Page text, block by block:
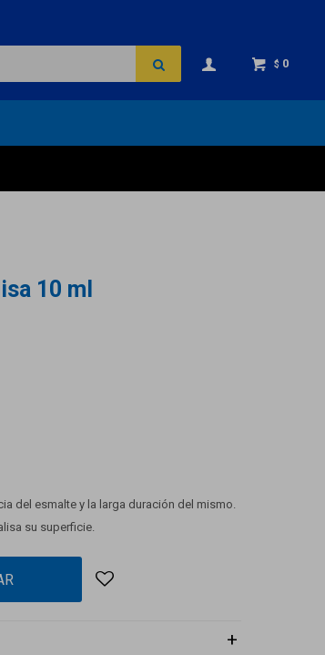
$ 0
10 ml
del esmalte y la larga duración del mismo.
su superficie.